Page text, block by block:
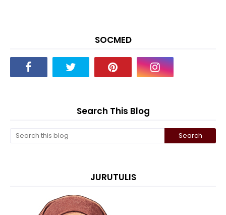
SOCMED
Search This Blog
JURUTULIS